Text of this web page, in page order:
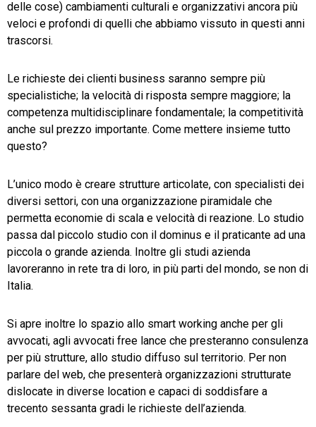
delle cose) cambiamenti culturali e organizzativi ancora più
veloci e profondi di quelli che abbiamo vissuto in questi anni
trascorsi.
Le richieste dei clienti business saranno sempre più
specialistiche; la velocità di risposta sempre maggiore; la
competenza multidisciplinare fondamentale; la competitività
anche sul prezzo importante. Come mettere insieme tutto
questo?
L’unico modo è creare strutture articolate, con specialisti dei
diversi settori, con una organizzazione piramidale che
permetta economie di scala e velocità di reazione. Lo studio
passa dal piccolo studio con il dominus e il praticante ad una
piccola o grande azienda. Inoltre gli studi azienda
lavoreranno in rete tra di loro, in più parti del mondo, se non di
Italia.
Si apre inoltre lo spazio allo smart working anche per gli
avvocati, agli avvocati free lance che presteranno consulenza
per più strutture, allo studio diffuso sul territorio. Per non
parlare del web, che presenterà organizzazioni strutturate
dislocate in diverse location e capaci di soddisfare a
trecento sessanta gradi le richieste dell’azienda.